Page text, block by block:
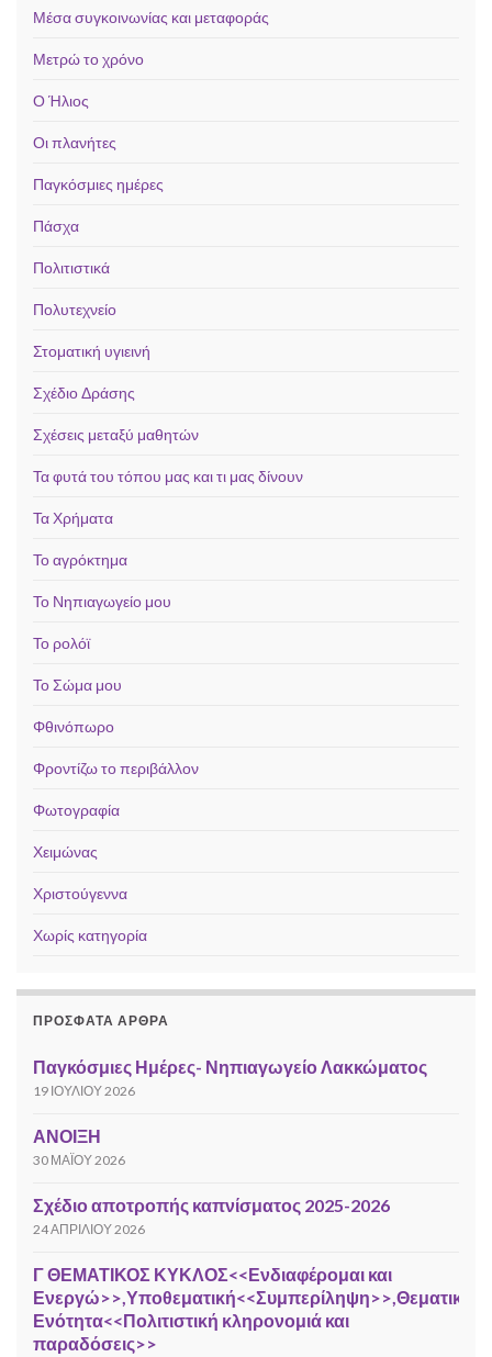
Μέσα συγκοινωνίας και μεταφοράς
Μετρώ το χρόνο
Ο Ήλιος
Οι πλανήτες
Παγκόσμιες ημέρες
Πάσχα
Πολιτιστικά
Πολυτεχνείο
Στοματική υγιεινή
Σχέδιο Δράσης
Σχέσεις μεταξύ μαθητών
Τα φυτά του τόπου μας και τι μας δίνουν
Τα Χρήματα
Το αγρόκτημα
Το Νηπιαγωγείο μου
Το ρολόϊ
Το Σώμα μου
Φθινόπωρο
Φροντίζω το περιβάλλον
Φωτογραφία
Χειμώνας
Χριστούγεννα
Χωρίς κατηγορία
ΠΡΌΣΦΑΤΑ ΆΡΘΡΑ
Παγκόσμιες Ημέρες- Νηπιαγωγείο Λακκώματος
19 ΙΟΥΛΊΟΥ 2026
ΑΝΟΙΞΗ
30 ΜΑΪ́ΟΥ 2026
Σχέδιο αποτροπής καπνίσματος 2025-2026
24 ΑΠΡΙΛΊΟΥ 2026
Γ ΘΕΜΑΤΙΚΟΣ ΚΥΚΛΟΣ<<Ενδιαφέρομαι και
Ενεργώ>>,Υποθεματική<<Συμπερίληψη>>,Θεματική
Ενότητα<<Πολιτιστική κληρονομιά και
παραδόσεις>>